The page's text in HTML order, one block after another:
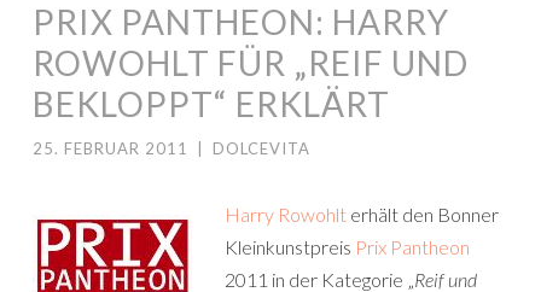
PRIX PANTHEON: HARRY
ROWOHLT FÜR „REIF UND
BEKLOPPT“ ERKLÄRT
25. FEBRUAR 2011 DOLCEVITA
Harry Rowohlt erhält den Bonner
Kleinkunstpreis Prix Pantheon
2011 in der Kategorie „Reif und